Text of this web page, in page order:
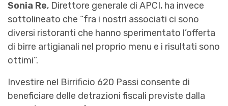
Sonia Re, Direttore generale di APCI, ha invece
sottolineato che “fra i nostri associati ci sono
diversi ristoranti che hanno sperimentato l’offerta
di birre artigianali nel proprio menu e i risultati sono
ottimi”.
Investire nel Birrificio 620 Passi consente di
beneficiare delle detrazioni fiscali previste dalla